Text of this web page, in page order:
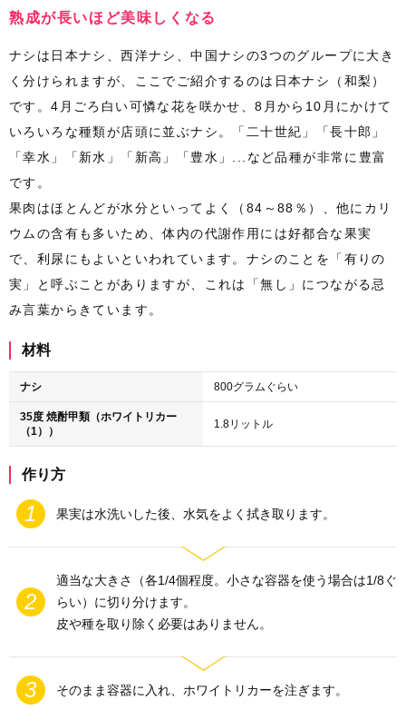
熟成が長いほど美味しくなる
ナシは日本ナシ、西洋ナシ、中国ナシの3つのグループに大き
く分けられますが、ここでご紹介するのは日本ナシ（和梨）
です。4月ごろ白い可憐な花を咲かせ、8月から10月にかけて
いろいろな種類が店頭に並ぶナシ。「二十世紀」「長十郎」
「幸水」「新水」「新高」「豊水」...など品種が非常に豊富
です。
果肉はほとんどが水分といってよく（84～88％）、他にカリ
ウムの含有も多いため、体内の代謝作用には好都合な果実
で、利尿にもよいといわれています。ナシのことを「有りの
実」と呼ぶことがありますが、これは「無し」につながる忌
み言葉からきています。
材料
ナシ 800グラムぐらい
35度 焼酎甲類（ホワイトリカー
（1））
1.8リットル
作り方
果実は水洗いした後、水気をよく拭き取ります。
適当な大きさ（各1/4個程度。小さな容器を使う場合は1/8ぐ
らい）に切り分けます。
皮や種を取り除く必要はありません。
そのまま容器に入れ、ホワイトリカーを注ぎます。